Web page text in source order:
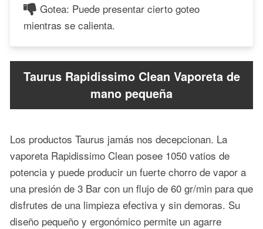
Gotea: Puede presentar cierto goteo
mientras se calienta.
Taurus Rapidissimo Clean Vaporeta de
mano pequeña
Los productos Taurus jamás nos decepcionan. La
vaporeta Rapidissimo Clean posee 1050 vatios de
potencia y puede producir un fuerte chorro de vapor a
una presión de 3 Bar con un flujo de 60 gr/min para que
disfrutes de una limpieza efectiva y sin demoras. Su
diseño pequeño y ergonómico permite un agarre